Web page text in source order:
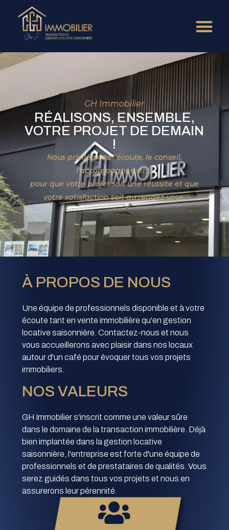
GH Immobilier
RÉALISONS, ENSEMBLE,
VOTRE PROJET DE DEMAIN
!
Nous privilégions l’écoute, le conseil,
l’accompagnement,
pour que votre projet soit une réussite et que
votre satisfaction soit au rendez-vous.
À PROPOS DE NOUS
Une équipe de professionnels disponible et à votre
écoute tant en vente immobilière qu'en gestion
locative saisonnière. Contactez-nous et nous
vous accueillerons avec plaisir dans nos locaux
autour d'un café pour évoquer tous vos projets
immobiliers.
NOS VALEURS
GH Immobilier s'inscrit comme une valeur sûre
dans le domaine de la transaction immobilière. Déjà
bien implantée dans la gestion locative
saisonnière, l'entreprise est forte d'une équipe de
professionnels et de prestataires de qualités. Vous
serez guidés dans tous vos projets et nous en
assurerons leur pérennité.